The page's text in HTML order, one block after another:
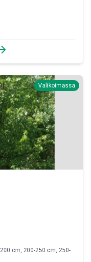
Valikoimassa
cm, 200-250 cm, 250-